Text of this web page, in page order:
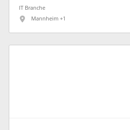
IT Branche
Mannheim +1